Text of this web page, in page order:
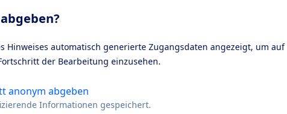
Hinweises automatisch generierte Zugangsdaten angezeigt, um auf
der Bearbeitung einzusehen.
anonym abgeben
Informationen gespeichert.